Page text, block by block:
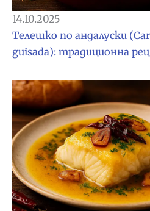
14.10.2025
Телешко по андалуски
guisada): традиционна